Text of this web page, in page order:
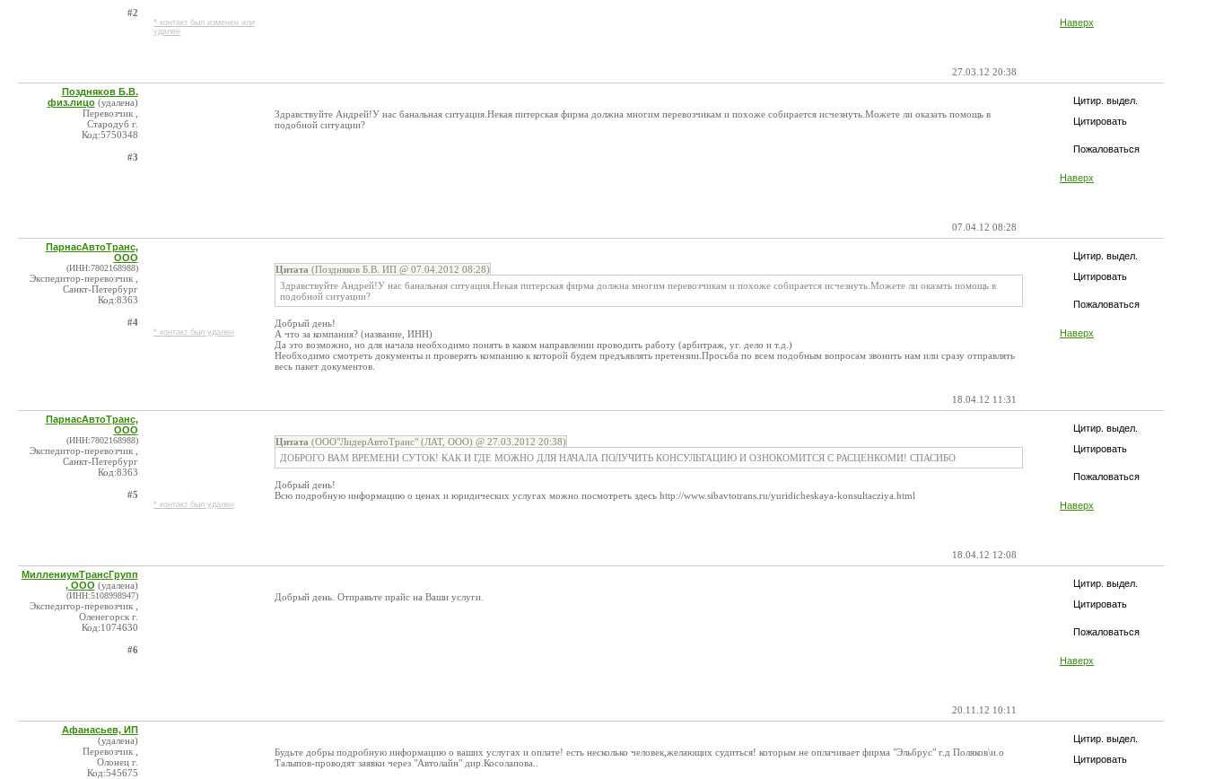
Наверх
#2
* контакт был изменен или
удален
27.03.12 20:38
Цитир. выдел.
Цитировать
Пожаловаться
Наверх
Поздняков Б.В.
физ.лицо (удалена)
Перевозчик ,
Стародуб г.
Код:5750348
#3
Здравствуйте Андрей!У нас банальная ситуация.Некая питерская фирма должна многим перевозчикам и похоже собирается исчезнуть.Можете ли оказать помощь в
подобной ситуации?
07.04.12 08:28
Цитир. выдел.
Цитировать
Пожаловаться
Наверх
ПарнасАвтоТранс,
ООО
(ИНН:7802168988)
Экспедитор-перевозчик ,
Санкт-Петербург
Код:8363
#4
* контакт был удален
Цитата (Поздняков Б.В. ИП @ 07.04.2012 08:28)
Здравствуйте Андрей!У нас банальная ситуация.Некая питерская фирма должна многим перевозчикам и похоже собирается исчезнуть.Можете ли оказать помощь в
подобной ситуации?
Добрый день!
А что за компания? (название, ИНН)
Да это возможно, но для начала необходимо понять в каком направлении проводить работу (арбитраж, уг. дело и т.д.)
Необходимо смотреть документы и проверять компанию к которой будем предъявлять претензии.Просьба по всем подобным вопросам звонить нам или сразу отправлять
весь пакет документов.
18.04.12 11:31
Цитир. выдел.
Цитировать
Пожаловаться
Наверх
ПарнасАвтоТранс,
ООО
(ИНН:7802168988)
Экспедитор-перевозчик ,
Санкт-Петербург
Код:8363
#5
* контакт был удален
Цитата (ООО"ЛидерАвтоТранс" (ЛАТ, ООО) @ 27.03.2012 20:38)
ДОБРОГО ВАМ ВРЕМЕНИ СУТОК! КАК И ГДЕ МОЖНО ДЛЯ НАЧАЛА ПОЛУЧИТЬ КОНСУЛЬТАЦИЮ И ОЗНОКОМИТСЯ С РАСЦЕНКОМИ! СПАСИБО
Добрый день!
Всю подробную информацию о ценах и юридических услугах можно посмотреть здесь http://www.sibavtotrans.ru/yuridicheskaya-konsultacziya.html
18.04.12 12:08
Цитир. выдел.
Цитировать
Пожаловаться
Наверх
МиллениумТрансГрупп
, ООО (удалена)
(ИНН:5108998947)
Экспедитор-перевозчик ,
Оленегорск г.
Код:1074630
#6
Добрый день. Отправьте прайс на Ваши услуги.
20.11.12 10:11
Цитир. выдел.
Цитировать
Афанасьев, ИП
(удалена)
Перевозчик ,
Олонец г.
Код:545675
Будьте добры подробную информацию о ваших услугах и оплате! есть несколько человек,желающих судиться! которым не оплачивает фирма "Эльбрус" г.д Поляков\и.о
Талыпов-проводят заявки через "Автолайн" дир.Косолапова..